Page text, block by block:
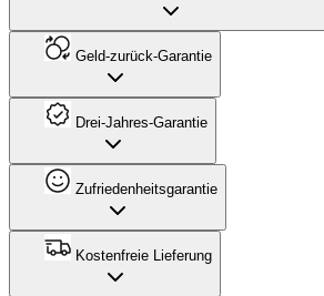
Geld-zurück-Garantie
Drei-Jahres-Garantie
Zufriedenheitsgarantie
Kostenfreie Lieferung